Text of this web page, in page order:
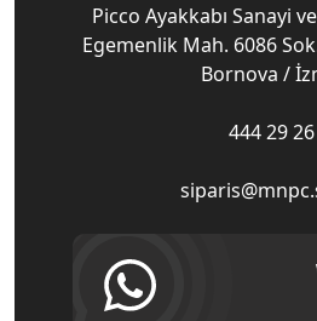
Picco Ayakkabı Sanayi
Egemenlik Mah. 6086
Bornova /
444 29 26